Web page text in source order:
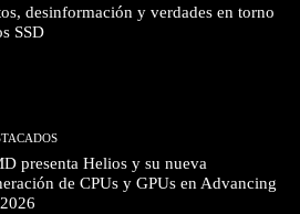
desinformación y verdades en torno
SSD
presenta Helios y su nueva
de CPUs y GPUs en Advancing